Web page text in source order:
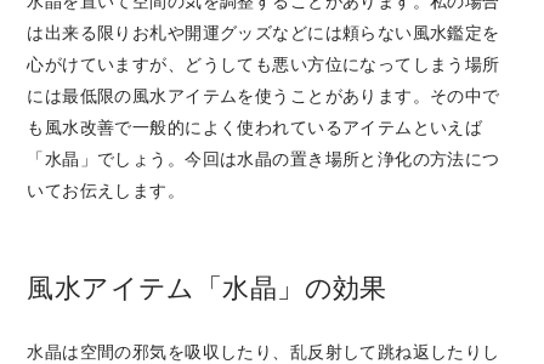
は出来る限りお札や開運グッズなどには頼らない風水鑑定を
心がけていますが、どうしても悪い方位になってしまう場所
には最低限の風水アイテムを使うことがあります。その中で
も風水改善で一般的によく使われているアイテムといえば
「水晶」でしょう。今回は水晶の置き場所と浄化の方法につ
いてお伝えします。
風水アイテム「水晶」の効果
水晶は空間の邪気を吸収したり、乱反射して跳ね返したりし